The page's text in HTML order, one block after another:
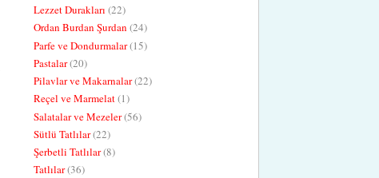
Lezzet Durakları (22)
Ordan Burdan Şurdan (24)
Parfe ve Dondurmalar(15)
Pastalar(20)
Pilavlar ve Makarnalar(22)
Reçel ve Marmelat(1)
Salatalar ve Mezeler(56)
Sütlü Tatlılar(22)
Şerbetli Tatlılar(8)
Tatlılar(36)